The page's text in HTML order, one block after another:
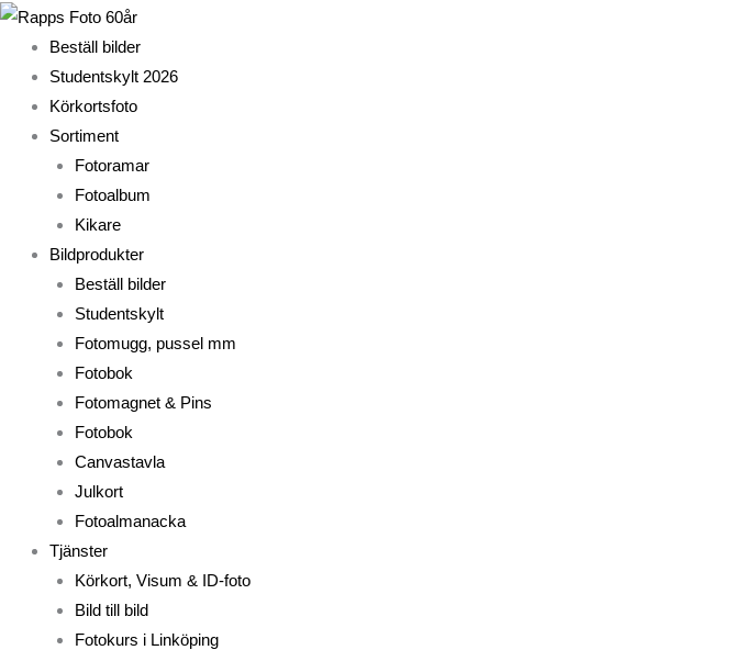
Hoppa
innehåll
Beställ bilder
Studentskylt 2026
Körkortsfoto
Sortiment
Fotoramar
Fotoalbum
Kikare
Bildprodukter
Beställ bilder
Studentskylt
Fotomugg, pussel mm
Fotobok
Fotomagnet & Pins
Fotobok
Canvastavla
Julkort
Fotoalmanacka
Tjänster
Körkort, Visum & ID-foto
Bild till bild
Fotokurs i Linköping